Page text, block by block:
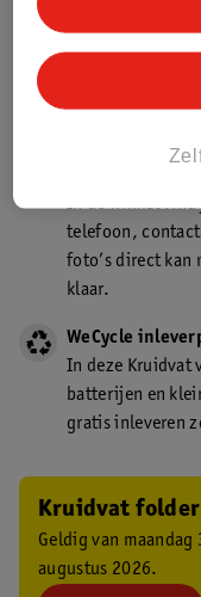
Kruidvat is een
In de winkel vind
telefoon,
foto’s direct kan
klaar.
WeCycle
In deze Kruidvat
batterijen en
gratis inleveren
Kruidvat folder
Geldig van
augustus 2026.